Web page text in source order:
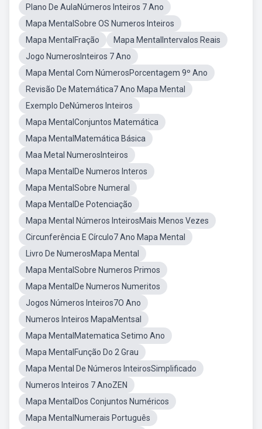
Plano De AulaNúmeros Inteiros 7 Ano
Mapa MentalSobre OS Numeros Inteiros
Mapa MentalFração
Mapa MentalIntervalos Reais
Jogo NumerosInteiros 7 Ano
Mapa Mental Com NúmerosPorcentagem 9º Ano
Revisão De Matemática7 Ano Mapa Mental
Exemplo DeNúmeros Inteiros
Mapa MentalConjuntos Matemática
Mapa MentalMatemática Básica
Maa Metal NumerosInteiros
Mapa MentalDe Numeros Interos
Mapa MentalSobre Numeral
Mapa MentalDe Potenciação
Mapa Mental Números InteirosMais Menos Vezes
Circunferência E Círculo7 Ano Mapa Mental
Livro De NumerosMapa Mental
Mapa MentalSobre Numeros Primos
Mapa MentalDe Numeros Numeritos
Jogos Números Inteiros7O Ano
Numeros Inteiros MapaMentsal
Mapa MentalMatematica Setimo Ano
Mapa MentalFunção Do 2 Grau
Mapa Mental De Números InteirosSimplificado
Numeros Inteiros 7 AnoZEN
Mapa MentalDos Conjuntos Numéricos
Mapa MentalNumerais Português